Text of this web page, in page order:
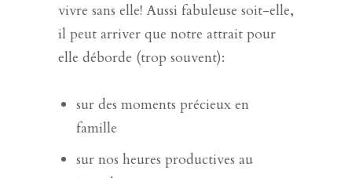
vivre sans elle! Aussi fabuleuse soit-elle,
il peut arriver que notre attrait pour
elle déborde (trop souvent):
sur des moments précieux en
famille
sur nos heures productives au